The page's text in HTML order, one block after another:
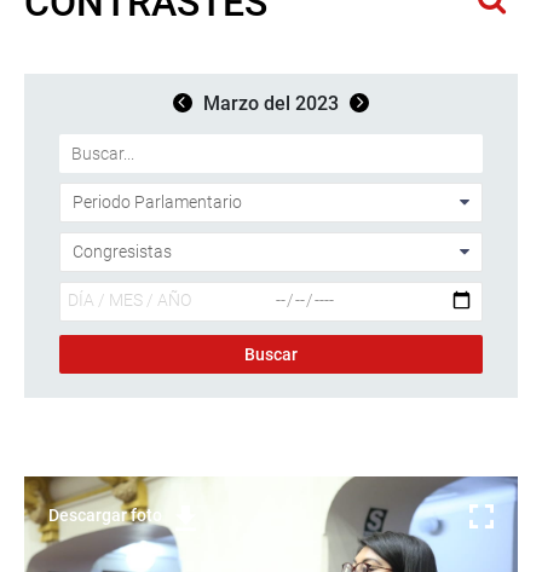
Marzo del 2023
Descargar foto